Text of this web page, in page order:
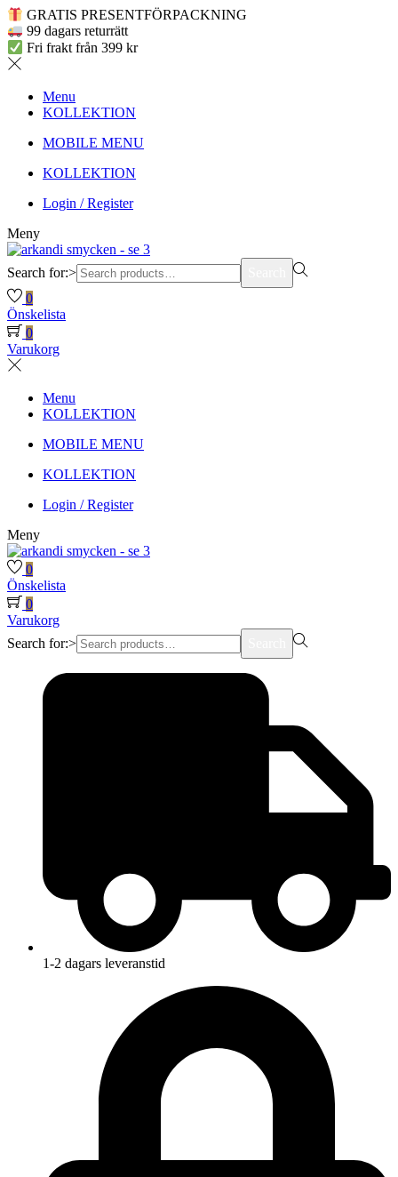
GRATIS PRESENTFÖRPACKNING
99 dagars returrätt
Fri frakt från 399 kr
Menu
KOLLEKTION
MOBILE MENU
KOLLEKTION
Login / Register
Meny
Search for:>
0
Önskelista
0
Varukorg
Menu
KOLLEKTION
MOBILE MENU
KOLLEKTION
Login / Register
Meny
0
Önskelista
0
Varukorg
Search for:>
1-2 dagars leveranstid